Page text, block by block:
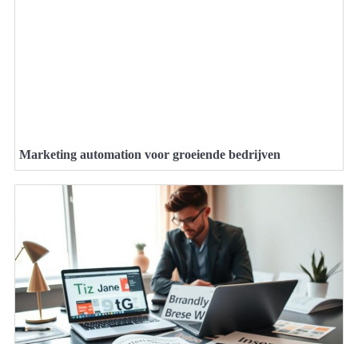
Marketing automation voor groeiende bedrijven